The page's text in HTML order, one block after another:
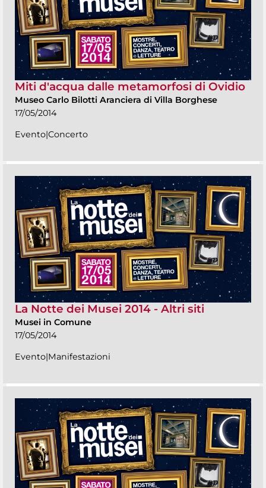
Miti d'acqua dalle metamorfosi di Ovidio
Museo Carlo Bilotti Aranciera di Villa Borghese
17/05/2014
Evento|Concerto
La Notte dei Musei 2014 - Altri siti
Musei in Comune
17/05/2014
Evento|Manifestazioni